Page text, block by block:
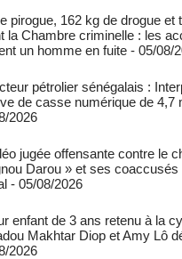
pirogue, 162 kg de drogue et
la Chambre criminelle : les
un homme en fuite - 05/08/
pétrolier sénégalais :
de casse numérique de 4,7
2026
jugée offensante contre le
Darou » et ses coaccusés
- 05/08/2026
enfant de 3 ans retenu à la
Makhtar Diop et Amy Lô
2026